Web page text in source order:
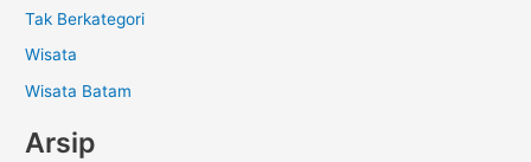
Tak Berkategori
Wisata
Wisata Batam
Arsip